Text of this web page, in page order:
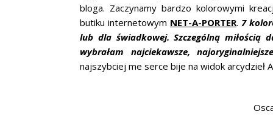
bloga. Zaczynamy bardzo kolorowymi
butiku internetowym NET-A-PORTER.7
lub dla świadkowej. Szczególną miłością
wybrałam najciekawsze,
najszybciej me serce bije na widok arcydzieł